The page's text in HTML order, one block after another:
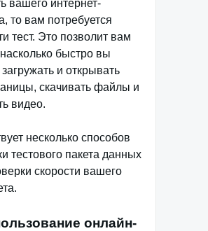
вашего интернет-
то вам потребуется
тест. Это позволит вам
быстро вы
и открывать
скачивать файлы и
видео.
несколько способов
тестового пакета данных
скорости вашего
онлайн-